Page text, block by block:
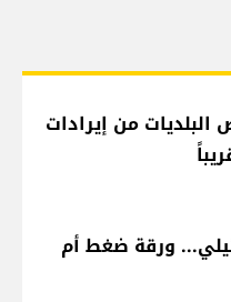
من إيرادات
ورقة ضغط أم